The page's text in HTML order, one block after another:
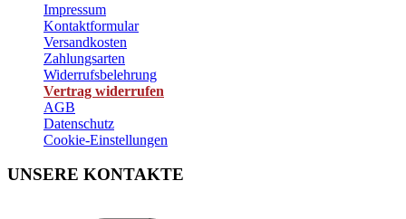
Impressum
Kontaktformular
Versandkosten
Zahlungsarten
Widerrufsbelehrung
Vertrag widerrufen
AGB
Datenschutz
Cookie-Einstellungen
UNSERE KONTAKTE